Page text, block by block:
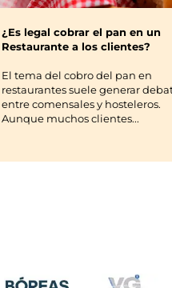
¿Es legal cobrar el pan en un
Restaurante a los clientes?
El tema del cobro del pan en
restaurantes suele generar
entre comensales y hosteleros.
Aunque muchos clientes...